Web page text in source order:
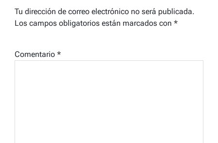
Tu dirección de correo electrónico no será publicada.
Los campos obligatorios están marcados con *
Comentario *